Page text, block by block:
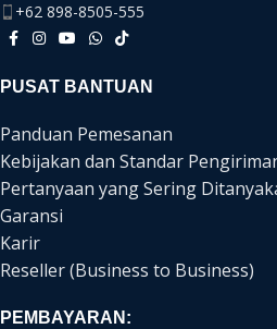
+62 898-8505-555
PUSAT BANTUAN
Panduan Pemesanan
Kebijakan dan Standar
Pertanyaan yang Sering
Garansi
Karir
Reseller (Business to Business)
PEMBAYARAN: